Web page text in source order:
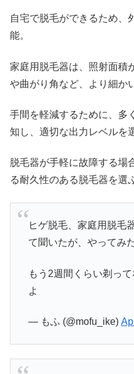
自宅で脱毛ができるため、
能。
家庭用脱毛器は、照射面積
や曲がり角など、より細か
手間を軽減するために、多
知し、適切な出力レベルを
脱毛器が手軽に故障する場
る耐久性のある脱毛器を選
ヒゲ脱毛、家庭用脱毛
て聞いたが、やってみ
もう2週間くらい剃っ
よ
— もふ (@mofu_ike)